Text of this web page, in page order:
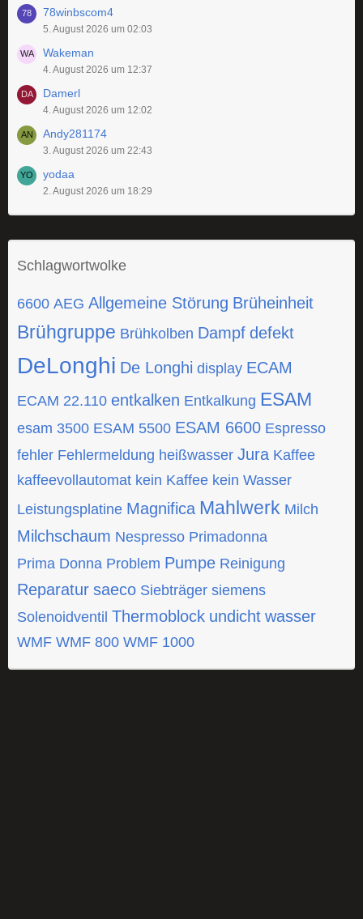
78winbscom4
5. August 2026 um 02:03
Wakeman
4. August 2026 um 12:37
Damerl
4. August 2026 um 12:02
Andy281174
3. August 2026 um 22:43
yodaa
2. August 2026 um 18:29
Schlagwortwolke
6600 AEG Allgemeine Störung Brüheinheit
Brühgruppe Brühkolben Dampf defekt
DeLonghi De Longhi display ECAM
ECAM 22.110 entkalken Entkalkung ESAM
esam 3500 ESAM 5500 ESAM 6600 Espresso
fehler Fehlermeldung heißwasser Jura Kaffee
kaffeevollautomat kein Kaffee kein Wasser
Leistungsplatine Magnifica Mahlwerk Milch
Milchschaum Nespresso Primadonna
Prima Donna Problem Pumpe Reinigung
Reparatur saeco Siebträger siemens
Solenoidventil Thermoblock undicht wasser
WMF WMF 800 WMF 1000